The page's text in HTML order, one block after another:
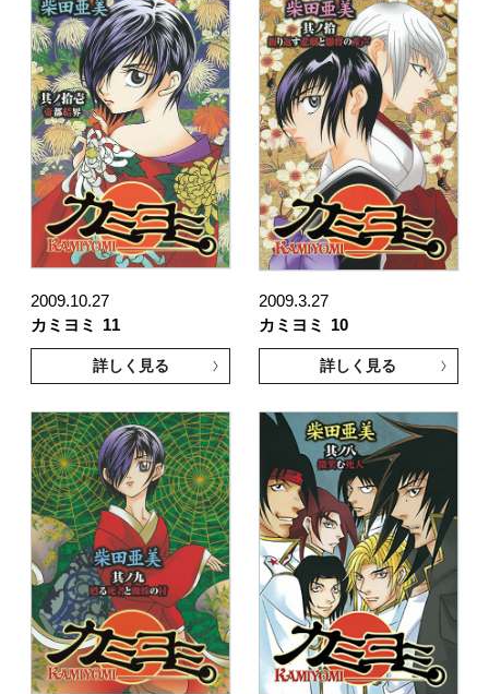
2009.10.27
カミヨミ
11
詳しく見る
2009.3.27
カミヨミ
10
詳しく見る